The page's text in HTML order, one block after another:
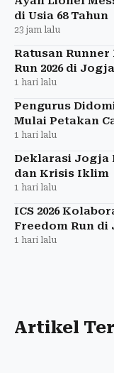
di Usia 68 Tahun
23 jam lalu
Ratusan
Run 2026 di Jogja
1 hari lalu
Pengurus
Mulai Petakan
1 hari lalu
Deklarasi Jogja
dan Krisis Iklim
1 hari lalu
ICS 2026
Freedom Run di
1 hari lalu
Artikel